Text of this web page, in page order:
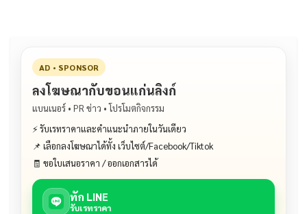
AD • SPONSOR
ลงโฆษณากับขอนแก่นลิงก์
แบนเนอร์ • PR ข่าว • โปรโมตกิจกรรม
⚡ รับเรทราคาและคำแนะนำภายในวันเดียว
📌 เลือกลงโฆษณาได้ทั้ง เว็บไซต์/Facebook/Tiktok
🧾 ขอใบเสนอราคา / ออกเอกสารได้
ทัก LINE
รับเรทราคา